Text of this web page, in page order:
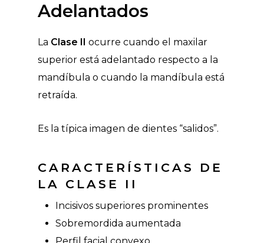
Adelantados
La Clase II ocurre cuando el maxilar
superior está adelantado respecto a la
mandíbula o cuando la mandíbula está
retraída.
Es la típica imagen de dientes “salidos”.
CARACTERÍSTICAS DE
LA CLASE II
Incisivos superiores prominentes
Sobremordida aumentada